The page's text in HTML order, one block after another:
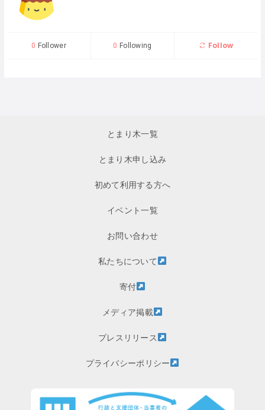
0 Follower 0 Following Follow
とまり木一覧
とまり木申し込み
初めて利用する方へ
イベント一覧
お問い合わせ
私たちについて
寄付
メディア掲載
プレスリリース
プライバシーポリシー